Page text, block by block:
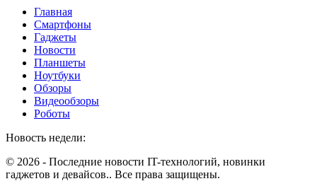
Главная
Смартфоны
Гаджеты
Новости
Планшеты
Ноутбуки
Обзоры
Видеообзоры
Роботы
Новость недели:
© 2026 - Последние новости IT-технологий, новинки
гаджетов и девайсов.. Все права защищены.